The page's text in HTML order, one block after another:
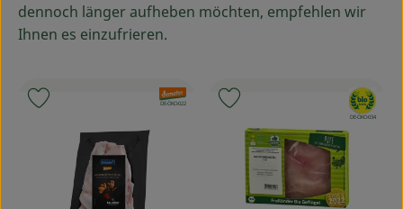
Drogerie
Blog & Aktuelles
Service
dennoch länger aufheben möchten, empfehlen wir
Ihnen es einzufrieren.
, Verband:
, Kontrollstelle:
DE-ÖKO-022
Produkt zu Favouriten hinzufügen
, Verband:
, Kontrollstelle:
DE-ÖKO-034
Produkt zu Favouriten